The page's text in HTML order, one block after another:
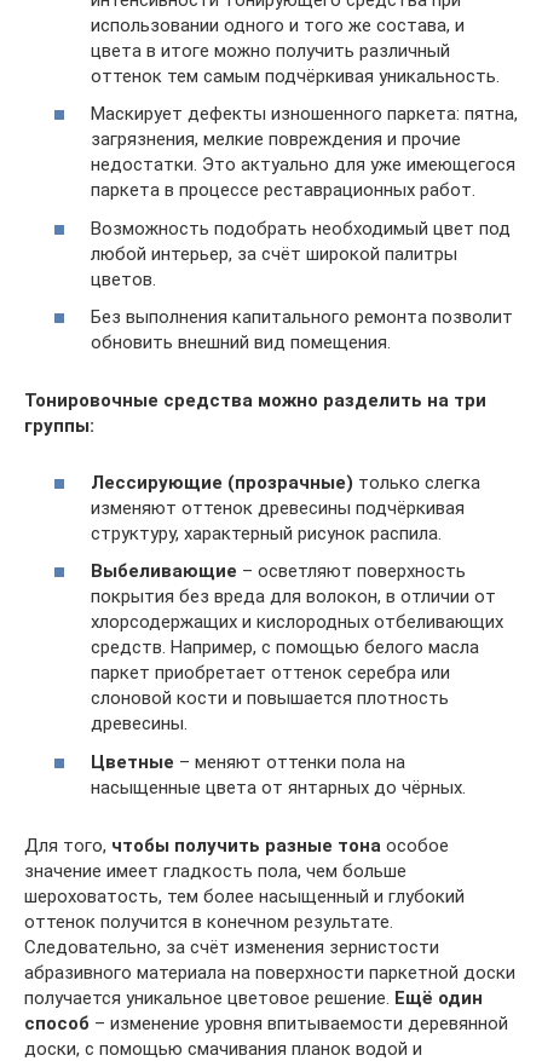
использовании одного и того же состава, и
цвета в итоге можно получить различный
оттенок тем самым подчёркивая уникальность.
Маскирует дефекты изношенного паркета: пятна,
загрязнения, мелкие повреждения и прочие
недостатки. Это актуально для уже имеющегося
паркета в процессе реставрационных работ.
Возможность подобрать необходимый цвет под
любой интерьер, за счёт широкой палитры
цветов.
Без выполнения капитального ремонта позволит
обновить внешний вид помещения.
Тонировочные средства можно разделить на три
группы:
Лессирующие (прозрачные) только слегка
изменяют оттенок древесины подчёркивая
структуру, характерный рисунок распила.
Выбеливающие – осветляют поверхность
покрытия без вреда для волокон, в отличии от
хлорсодержащих и кислородных отбеливающих
средств. Например, с помощью белого масла
паркет приобретает оттенок серебра или
слоновой кости и повышается плотность
древесины.
Цветные – меняют оттенки пола на
насыщенные цвета от янтарных до чёрных.
Для того, чтобы получить разные тона особое
значение имеет гладкость пола, чем больше
шероховатость, тем более насыщенный и глубокий
оттенок получится в конечном результате.
Следовательно, за счёт изменения зернистости
абразивного материала на поверхности паркетной доски
получается уникальное цветовое решение. Ещё один
способ – изменение уровня впитываемости деревянной
доски, с помощью смачивания планок водой и